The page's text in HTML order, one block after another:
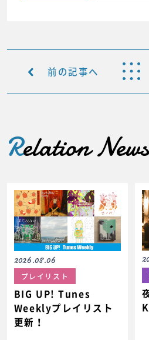
前の記事へ
Relation News
2026.08.06
プレイリスト
BIG UP! Tunes
Weeklyプレイリスト
更新！